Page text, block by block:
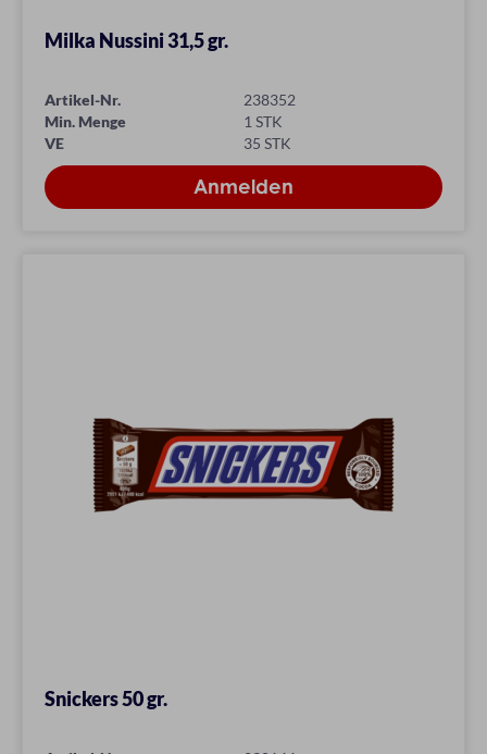
Milka Nussini 31,5 gr.
Artikel-Nr.
238352
Min. Menge
1 STK
VE
35 STK
Snickers 50 gr.